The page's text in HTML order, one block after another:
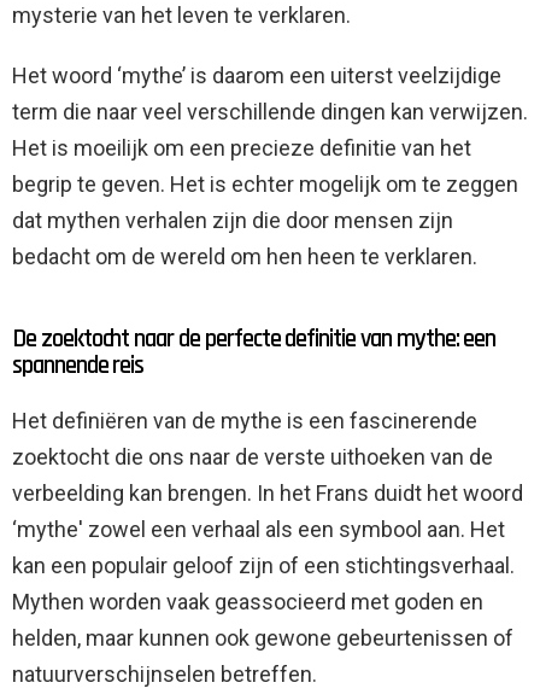
mysterie van het leven te verklaren.
Het woord ‘mythe’ is daarom een ​​uiterst veelzijdige
term die naar veel verschillende dingen kan verwijzen.
Het is moeilijk om een ​​precieze definitie van het
begrip te geven. Het is echter mogelijk om te zeggen
dat mythen verhalen zijn die door mensen zijn
bedacht om de wereld om hen heen te verklaren.
De zoektocht naar de perfecte definitie van mythe: een
spannende reis
Het definiëren van de mythe is een fascinerende
zoektocht die ons naar de verste uithoeken van de
verbeelding kan brengen. In het Frans duidt het woord
‘mythe' zowel een verhaal als een symbool aan. Het
kan een populair geloof zijn of een stichtingsverhaal.
Mythen worden vaak geassocieerd met goden en
helden, maar kunnen ook gewone gebeurtenissen of
natuurverschijnselen betreffen.